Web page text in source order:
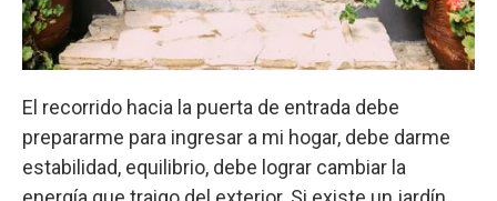
El recorrido hacia la puerta de entrada debe
prepararme para ingresar a mi hogar, debe darme
estabilidad, equilibrio, debe lograr cambiar la